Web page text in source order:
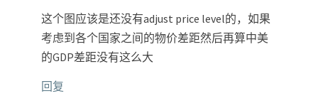
这个图应该是还没有adjust price level的，如果
考虑到各个国家之间的物价差距然后再算中美
的GDP差距没有这么大
回复